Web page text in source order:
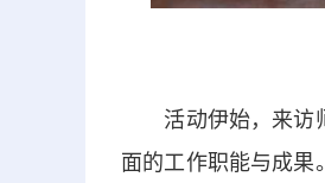
活动伊始，来访师
面的工作职能与成果